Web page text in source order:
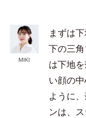
MIKI
まずは
下の三
は下地
い顔の
ように
ンは、